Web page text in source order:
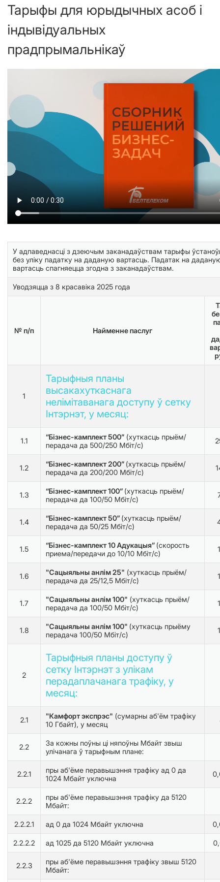
Тарыфы для юрыдычных асоб і
індывідуальных
прадпрымальнікаў
У адпаведнасці з дзеючым заканадаўствам тарыфы
без уліку падатку на даданую вартасць. Падатак на
вартасць спагняецца згодна з заканадаўствам.
Уводзяцца з 8 красавіка 2025 года
№ п/п Найменне паслуг
1
Тарыфныя планы
высакахуткаснага
нелімітаванага доступу ў сетку
Інтэрнэт, у месяц:
1.1 “Бізнес-камплект 500” (хуткасць прыём/
перадача да 500/250 Мбіт/с)
1.2 “Бізнес-камплект 200” (хуткасць прыём/
перадача да 200/200 Мбіт/с)
1.3 “Бізнес-камплект 100” (хуткасць прыём/
перадача да 100/50 Мбіт/с)
1.4 “Бізнес-камплект 50” (хуткасць прыём/
перадача да 50/25 Мбіт/с)
1.5 “Бізнес-камплект 10 Адукацыя” (скорость
приема/передачи до 10/10 Мбіт/с)
1.6 "Сацыяльны анлім 25" (хуткасць прыём/
перадача да 25/12,5 Мбіт/с)
1.7 "Сацыяльны анлім 100" (хуткасць прыём/
перадача да 100/50 Мбіт/с)
1.8 "Сацыяльны анлім 100" (хуткасць прыёму
перадача 100/50 Мбіт/с)
2
Тарыфныя планы доступу ў
сетку Інтэрнэт з улікам
перадаплачанага трафіку, у
месяц:
2.1 "Камфорт экспрэс" (сумарны аб'ём трафіку
10 Гбайт), у месяц
2.2
За кожны поўны ці няпоўны Мбайт звыш
улічанага ў тарыфным плане:
2.2.1
пры аб'ёме перавышэння трафіку ад 0 да
1024 Мбайт уключна
2.2.2
пры аб'ёме перавышэння трафіку да 5120
Мбайт:
2.2.2.1 ад 0 да 1024 Мбайт уключна
2.2.2.2 ад 1025 да 5120 Мбайт уключна
2.2.3
пры аб'ёме перавышэння трафіку звыш 5120
Мбайт: